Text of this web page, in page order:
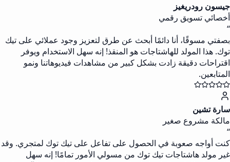
جيسون رودريغيز
أخصائي تسويق رقمي
“
بصفتي مسوقًا، أنا دائمًا أبحث عن طرق لتعزيز وجود عملائي على تيك
توك. هذا المولد للهاشتاجات هو المنقذ! إنه سهل الاستخدام ويوفر
اقتراحات دقيقة زادت بشكل كبير من مشاهدات فيديوهاتنا ونمو
المتابعين.
سارة تشين
مالكة مشروع صغير
“
كنت أواجه صعوبة في الحصول على تفاعل على تيك توك لمتجري. وقد
غير مولد هاشتاجات تيك توك من مسولي الأمور تمامًا! إنه سهل